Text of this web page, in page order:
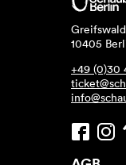
10405
+49 (0)30